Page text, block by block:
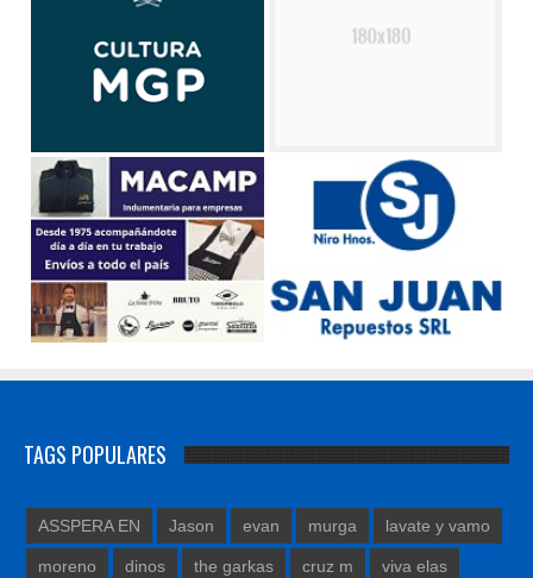
TAGS POPULARES
ASSPERA EN Jason evan murga lavate y vamo
moreno dinos the garkas cruz m viva elas